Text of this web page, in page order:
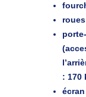
roues
: 170